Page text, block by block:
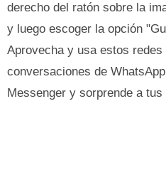
derecho del ratón sobre la
y luego escoger la opción
Aprovecha y usa estos
conversaciones de
Messenger y sorprende a tus